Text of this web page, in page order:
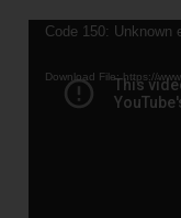
Video
Code 150: Unknown
Download File: https://